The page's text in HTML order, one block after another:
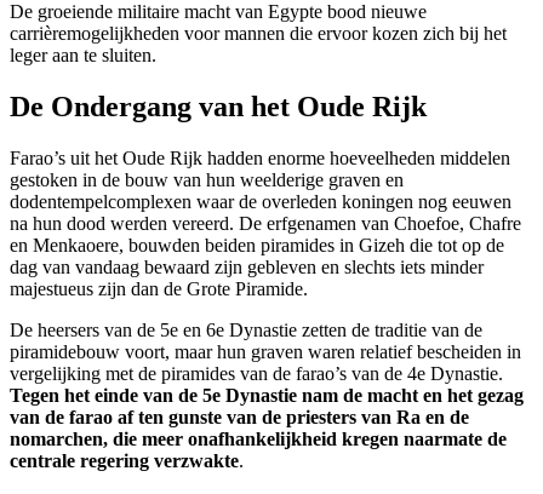
De groeiende militaire macht van Egypte bood nieuwe
carrièremogelijkheden voor mannen die ervoor kozen zich bij het
leger aan te sluiten.
De Ondergang van het Oude Rijk
Farao’s uit het Oude Rijk hadden enorme hoeveelheden middelen
gestoken in de bouw van hun weelderige graven en
dodentempelcomplexen waar de overleden koningen nog eeuwen
na hun dood werden vereerd. De erfgenamen van Choefoe, Chafre
en Menkaoere, bouwden beiden piramides in Gizeh die tot op de
dag van vandaag bewaard zijn gebleven en slechts iets minder
majestueus zijn dan de Grote Piramide.
De heersers van de 5e en 6e Dynastie zetten de traditie van de
piramidebouw voort, maar hun graven waren relatief bescheiden in
vergelijking met de piramides van de farao’s van de 4e Dynastie.
Tegen het einde van de 5e Dynastie nam de macht en het gezag
van de farao af ten gunste van de priesters van Ra en de
nomarchen, die meer onafhankelijkheid kregen naarmate de
centrale regering verzwakte.